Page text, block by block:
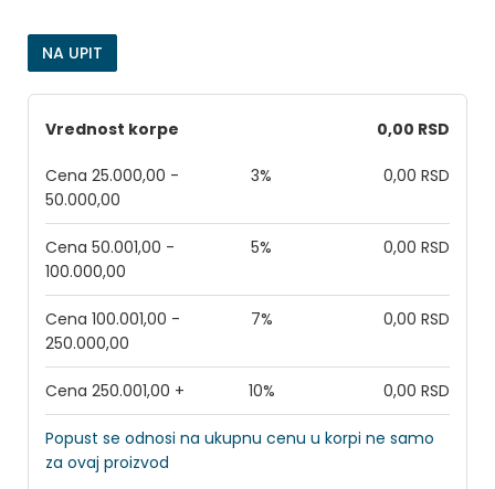
NA UPIT
Vrednost korpe 0,00 RSD
Cena 25.000,00 -
50.000,00
3% 0,00 RSD
Cena 50.001,00 -
100.000,00
5% 0,00 RSD
Cena 100.001,00 -
250.000,00
7% 0,00 RSD
Cena 250.001,00 + 10% 0,00 RSD
Popust se odnosi na ukupnu cenu u korpi ne samo
za ovaj proizvod